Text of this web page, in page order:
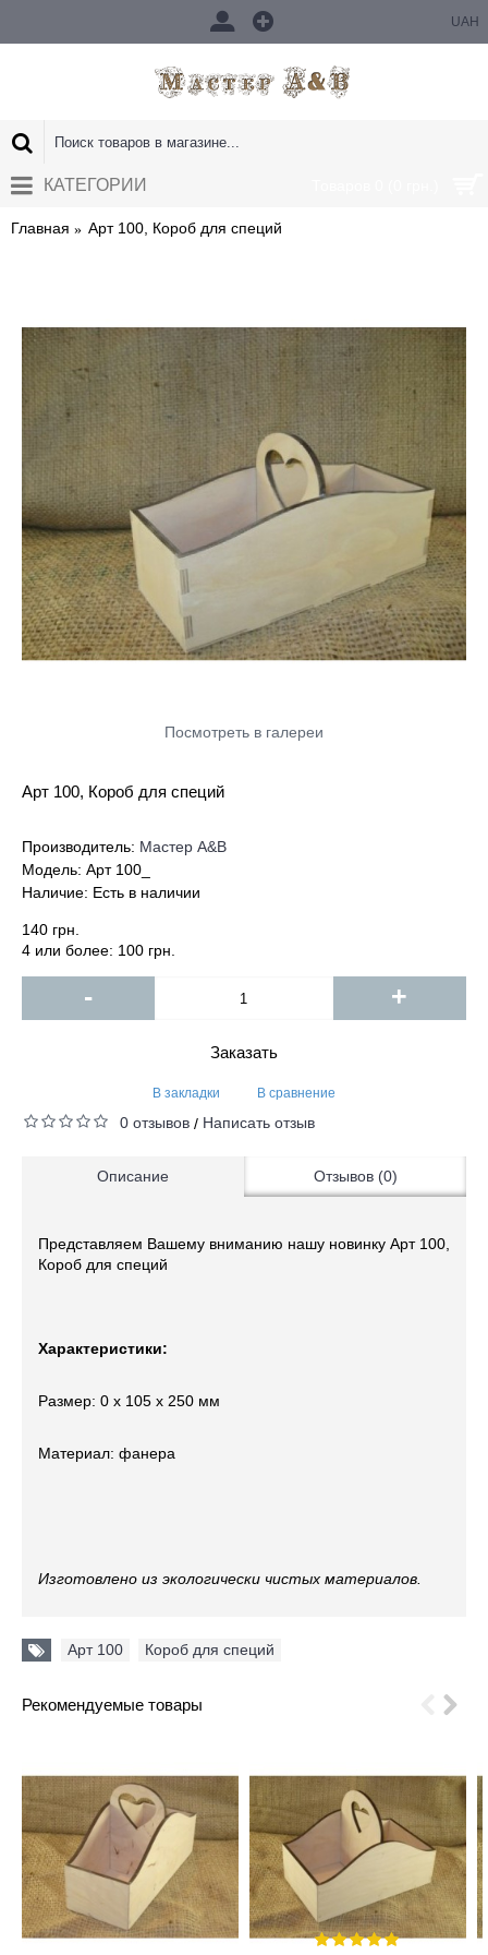
UAH
КАТЕГОРИИ
Главная Арт 100, Короб для специй
Посмотреть в галереи
Арт 100, Короб для специй
Производитель: Мастер А&В
Модель: Арт 100_
Наличие: Есть в наличии
140 грн.
4 или более: 100 грн.
- +
Заказать
В закладки В сравнение
0 отзывов / Написать отзыв
Описание Отзывов (0)
Представляем Вашему вниманию нашу новинку Арт 100,
Короб для специй
Характеристики:
Размер: 0 x 105 x 250 мм
Материал: фанера
Изготовлено из экологически чистых материалов.
Арт 100 Короб для специй
Рекомендуемые товары